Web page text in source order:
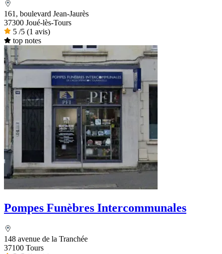
161, boulevard Jean-Jaurès
37300 Joué-lès-Tours
5 /5 (1 avis)
top notes
Pompes Funèbres Intercommunales
148 avenue de la Tranchée
37100 Tours